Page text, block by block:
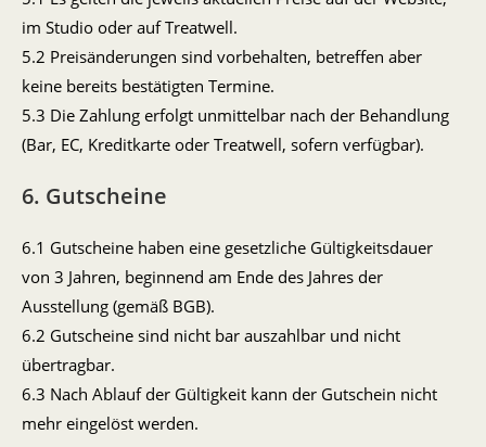
im Studio oder auf Treatwell.
5.2 Preisänderungen sind vorbehalten, betreffen aber
keine bereits bestätigten Termine.
5.3 Die Zahlung erfolgt unmittelbar nach der Behandlung
(Bar, EC, Kreditkarte oder Treatwell, sofern verfügbar).
6. Gutscheine
6.1 Gutscheine haben eine gesetzliche Gültigkeitsdauer
von 3 Jahren, beginnend am Ende des Jahres der
Ausstellung (gemäß BGB).
6.2 Gutscheine sind nicht bar auszahlbar und nicht
übertragbar.
6.3 Nach Ablauf der Gültigkeit kann der Gutschein nicht
mehr eingelöst werden.